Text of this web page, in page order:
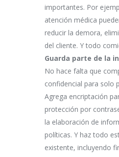
importantes. Por
atención médica
reducir la demora,
del cliente. Y todo
Guarda parte de la
No hace falta que
confidencial para solo
Agrega encriptación
protección por
la elaboración de
políticas. Y haz todo
existente, incluyendo